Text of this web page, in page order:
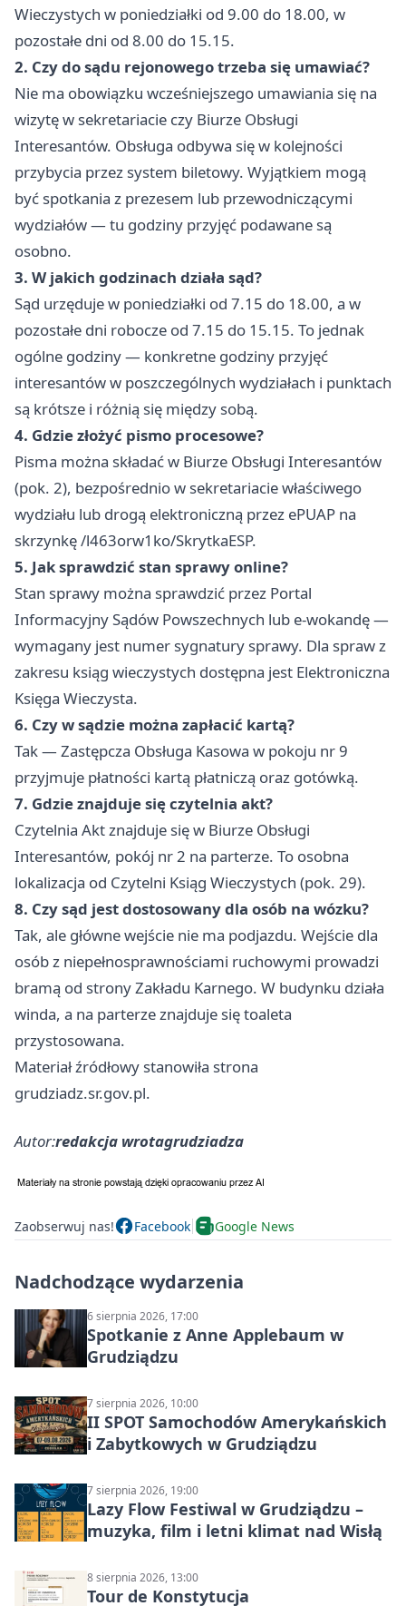
Wieczystych w poniedziałki od 9.00 do 18.00, w
pozostałe dni od 8.00 do 15.15.
2. Czy do sądu rejonowego trzeba się umawiać?
Nie ma obowiązku wcześniejszego umawiania się na
wizytę w sekretariacie czy Biurze Obsługi
Interesantów. Obsługa odbywa się w kolejności
przybycia przez system biletowy. Wyjątkiem mogą
być spotkania z prezesem lub przewodniczącymi
wydziałów — tu godziny przyjęć podawane są
osobno.
3. W jakich godzinach działa sąd?
Sąd urzęduje w poniedziałki od 7.15 do 18.00, a w
pozostałe dni robocze od 7.15 do 15.15. To jednak
ogólne godziny — konkretne godziny przyjęć
interesantów w poszczególnych wydziałach i punktach
są krótsze i różnią się między sobą.
4. Gdzie złożyć pismo procesowe?
Pisma można składać w Biurze Obsługi Interesantów
(pok. 2), bezpośrednio w sekretariacie właściwego
wydziału lub drogą elektroniczną przez ePUAP na
skrzynkę /l463orw1ko/SkrytkaESP.
5. Jak sprawdzić stan sprawy online?
Stan sprawy można sprawdzić przez Portal
Informacyjny Sądów Powszechnych lub e-wokandę —
wymagany jest numer sygnatury sprawy. Dla spraw z
zakresu ksiąg wieczystych dostępna jest Elektroniczna
Księga Wieczysta.
6. Czy w sądzie można zapłacić kartą?
Tak — Zastępcza Obsługa Kasowa w pokoju nr 9
przyjmuje płatności kartą płatniczą oraz gotówką.
7. Gdzie znajduje się czytelnia akt?
Czytelnia Akt znajduje się w Biurze Obsługi
Interesantów, pokój nr 2 na parterze. To osobna
lokalizacja od Czytelni Ksiąg Wieczystych (pok. 29).
8. Czy sąd jest dostosowany dla osób na wózku?
Tak, ale główne wejście nie ma podjazdu. Wejście dla
osób z niepełnosprawnościami ruchowymi prowadzi
bramą od strony Zakładu Karnego. W budynku działa
winda, a na parterze znajduje się toaleta
przystosowana.
Materiał źródłowy stanowiła strona
grudziadz.sr.gov.pl.
Autor:redakcja wrotagrudziadza
Zaobserwuj nas! Facebook Google News
Nadchodzące wydarzenia
6 sierpnia 2026, 17:00
Spotkanie z Anne Applebaum w
Grudziądzu
7 sierpnia 2026, 10:00
II SPOT Samochodów Amerykańskich
i Zabytkowych w Grudziądzu
7 sierpnia 2026, 19:00
Lazy Flow Festiwal w Grudziądzu –
muzyka, film i letni klimat nad Wisłą
8 sierpnia 2026, 13:00
Tour de Konstytucja